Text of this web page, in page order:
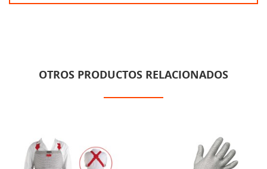
OTROS PRODUCTOS RELACIONADOS